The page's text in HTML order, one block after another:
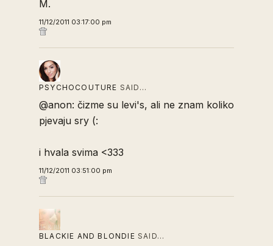
M.
11/12/2011 03:17:00 pm
PSYCHOCOUTURE SAID…
@anon: čizme su levi's, ali ne znam koliko
pjevaju sry (:
i hvala svima <333
11/12/2011 03:51:00 pm
BLACKIE AND BLONDIE SAID…